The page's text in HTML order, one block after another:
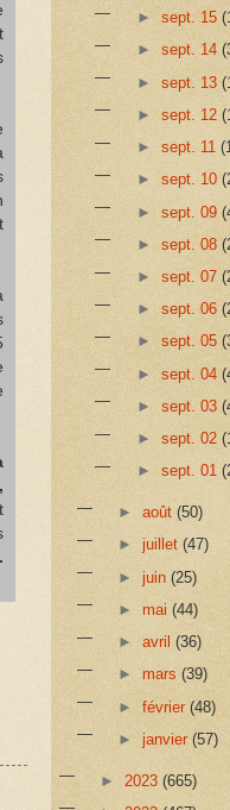
► sept. 15
► sept. 14
► sept. 13
► sept. 12
► sept. 11
► sept. 10
► sept. 09
► sept. 08
► sept. 07
► sept. 06
► sept. 05
► sept. 04
► sept. 03
► sept. 02
► sept. 01
►août(50)
►juillet(47)
►juin(25)
► mai(44)
►avril(36)
► mars(39)
►février(48)
►janvier(57)
► 2023 (665)